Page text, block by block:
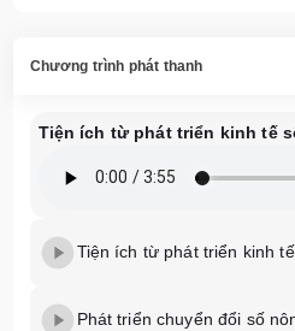
Chương trình phát thanh
Tiện ích từ phát triển kinh tế
Tiện ích từ phát triển kinh
Phát triển chuyển đổi số